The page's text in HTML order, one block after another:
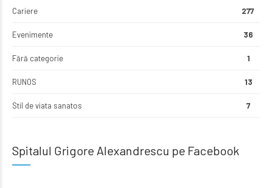
Cariere 277
Evenimente 36
Fără categorie 1
RUNOS 13
Stil de viata sanatos 7
Spitalul Grigore Alexandrescu pe Facebook